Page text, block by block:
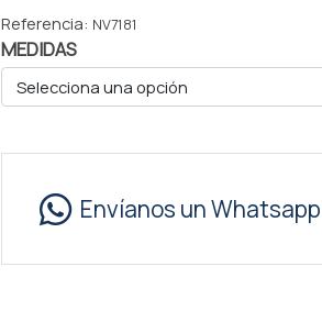
Referencia: NV7181
MEDIDAS
Selecciona una opción
Envíanos un Whatsapp